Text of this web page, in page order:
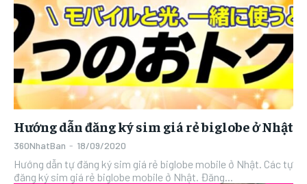
Hướng dẫn đăng ký sim giá rẻ biglobe ở Nhật
360NhatBan - 18/09/2020
Hướng dẫn tự đăng ký sim giá rẻ biglobe mobile ở Nhật. Các tự
đăng ký sim giá rẻ biglobe mobile ở Nhật. Đăng...